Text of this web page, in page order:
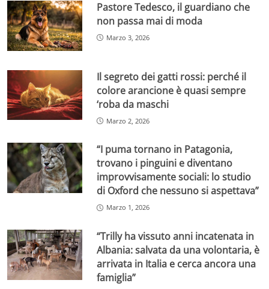
Pastore Tedesco, il guardiano che
non passa mai di moda
Marzo 3, 2026
Il segreto dei gatti rossi: perché il
colore arancione è quasi sempre
‘roba da maschi
Marzo 2, 2026
“I puma tornano in Patagonia,
trovano i pinguini e diventano
improvvisamente sociali: lo studio
di Oxford che nessuno si aspettava”
Marzo 1, 2026
“Trilly ha vissuto anni incatenata in
Albania: salvata da una volontaria, è
arrivata in Italia e cerca ancora una
famiglia”